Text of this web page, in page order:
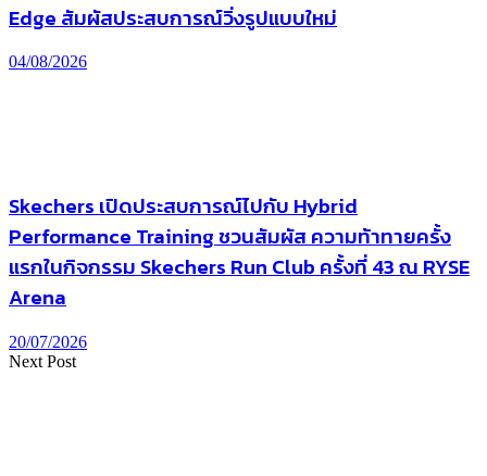
Edge สัมผัสประสบการณ์วิ่งรูปแบบใหม่
04/08/2026
Skechers เปิดประสบการณ์ไปกับ Hybrid
Performance Training ชวนสัมผัส ความท้าทายครั้ง
แรกในกิจกรรม Skechers Run Club ครั้งที่ 43 ณ RYSE
Arena
20/07/2026
Next Post